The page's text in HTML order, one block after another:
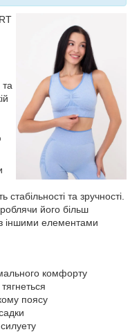
та зручності.
його більш
іншими елементами
комфорту
поясу